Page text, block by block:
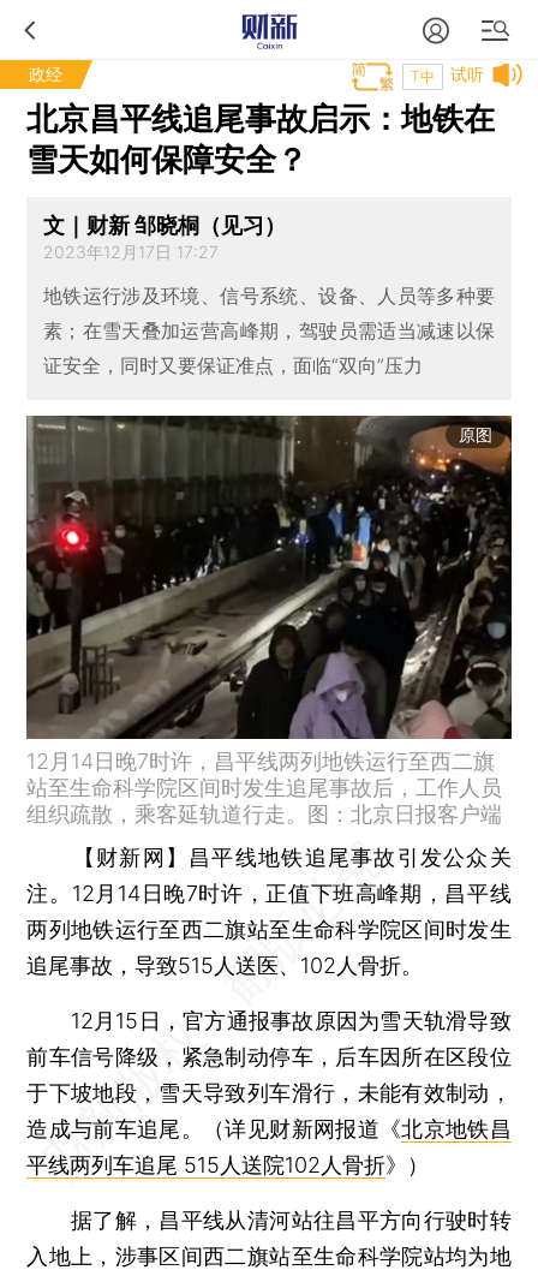
政经 试听
T中
北京昌平线追尾事故启示：地铁在
雪天如何保障安全？
文｜财新 邹晓桐（见习）
2023年12月17日 17:27
地铁运行涉及环境、信号系统、设备、人员等多种要
素；在雪天叠加运营高峰期，驾驶员需适当减速以保
证安全，同时又要保证准点，面临“双向”压力
原图
12月14日晚7时许，昌平线两列地铁运行至西二旗
站至生命科学院区间时发生追尾事故后，工作人员
组织疏散，乘客延轨道行走。图：北京日报客户端
【财新网】 昌平线地铁追尾事故引发公众关
注。12月14日晚7时许，正值下班高峰期，昌平线
两列地铁运行至西二旗站至生命科学院区间时发生
追尾事故，导致515人送医、102人骨折。
12月15日，官方通报事故原因为雪天轨滑导致
前车信号降级，紧急制动停车，后车因所在区段位
于下坡地段，雪天导致列车滑行，未能有效制动，
造成与前车追尾。（详见财新网报道《北京地铁昌
平线两列车追尾 515人送院102人骨折》）
据了解，昌平线从清河站往昌平方向行驶时转
入地上，涉事区间西二旗站至生命科学院站均为地